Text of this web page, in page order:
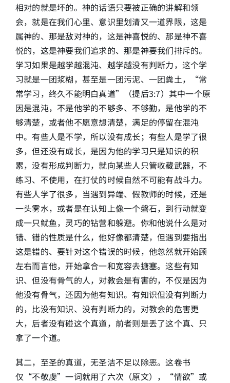
相对的就是坏的。神的话语只要被正确的讲解和领
会，就是在我们心里、意识里划清又一道界限，这是
属神的、那是敌对神的，这是神喜悦的、那是神不喜
悦的，这是神要我们追求的、那是神要我们排斥的。
学习如果是越学越混沌、越学越没有判断力，这个学
习就是一团浆糊，甚至是一团污泥、一团粪土，“常
常学习，终久不能明白真道”（提后3:7）其中一个原
因是混沌，不是他学的不够多、不够勤，是他学的不
够清楚，或者他不愿意想清楚，满足的停留在混沌
中。有些人是不学，所以没有成长；有些人是学了很
多，但还没有成长，是因为他的学习只是知识的积
累，没有形成判断力，就向某些人只管收藏武器，不
练习、不使用，在打仗的时候自然不可能有战斗力。
有些人学了很多，当遇到异端、假教师的时候，还是
一头雾水，或者是在认知上像一个磐石，到行动就变
成一只鱿鱼，灵巧的钻营和躲避。你和他说什么是对
错、错的性质是什么，他好像都清楚，但遇到要指出
这是错的、要针对这个错误的时候，他忽然就开始顾
左右而言他，开始拿合一和宽容去搪塞。这些有知
识、但没有骨气的人，对教会是有害的，不仅是因为
他没有骨气，还因为他有知识。有知识但没有判断力
的，比没有知识、没有判断力的，对教会的危害更
大，后者没有碰这个真道，前者则是丢了这个真、只
拿了一个道。
其二，至圣的真道，无圣洁不足以除恶。这卷书
仅“不敬虔”一词就用了六次（原文），“情欲”或